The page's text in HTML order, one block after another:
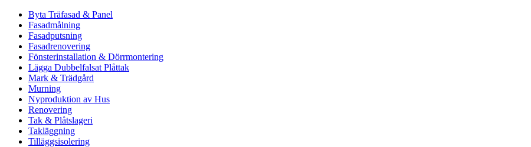
Byta Träfasad & Panel
Fasadmålning
Fasadputsning
Fasadrenovering
Fönsterinstallation & Dörrmontering
Lägga Dubbelfalsat Plåttak
Mark & Trädgård
Murning
Nyproduktion av Hus
Renovering
Tak & Plåtslageri
Takläggning
Tilläggsisolering